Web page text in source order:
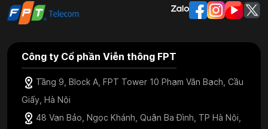
Công ty Cổ phần Viễn thông FPT
Tầng 9, Block A, FPT Tower 10 Phạm Văn Bạch, Cầu
Giấy, Hà Nội
48 Vạn Bảo, Ngọc Khánh, Quận Ba Đình, TP Hà Nội,